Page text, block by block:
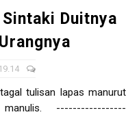
Duitnya
tulisan lapas manurut
manulis. -----------------